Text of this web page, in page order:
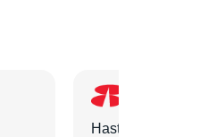
Hasta 6 MSI